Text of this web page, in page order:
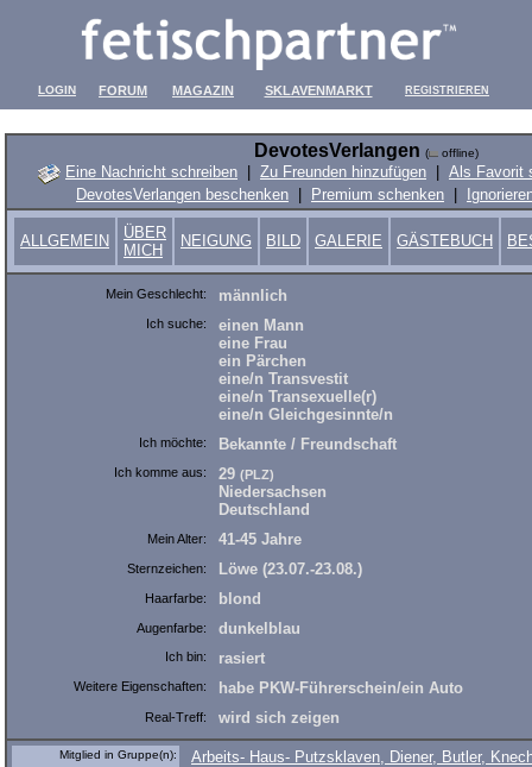
LOGIN FORUM MAGAZIN SKLAVENMARKT REGISTRIEREN
DevotesVerlangen ( offline)
Eine Nachricht schreiben Zu Freunden hinzufügen
Als Favorit
DevotesVerlangen beschenken
Premium schenken
ALLGEMEIN
ÜBER
MICH
NEIGUNG BILD GALERIE GÄSTEBUCH
Mein Geschlecht: männlich
Ich suche:
einen Mann
eine Frau
ein Pärchen
eine/n Transvestit
eine/n Transexuelle(r)
eine/n Gleichgesinnte/n
Ich möchte: Bekannte / Freundschaft
Ich komme aus: 29 (PLZ)
Niedersachsen
Deutschland
Mein Alter: 41-45 Jahre
Sternzeichen: Löwe (23.07.-23.08.)
Haarfarbe: blond
Augenfarbe: dunkelblau
Ich bin: rasiert
Weitere Eigenschaften: habe PKW-Führerschein/ein Auto
Real-Treff: wird sich zeigen
Mitglied in Gruppe(n): Arbeits- Haus- Putzsklaven, Diener, Butler,